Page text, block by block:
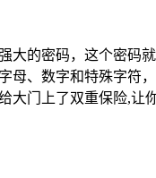
大的密码，这个密码
母、数字和特殊字符
大门上了双重保险,让